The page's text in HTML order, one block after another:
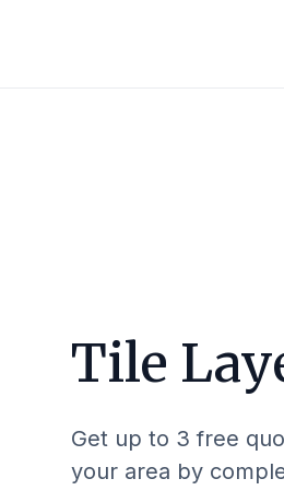
Tile
Get up to 3 free
your area by